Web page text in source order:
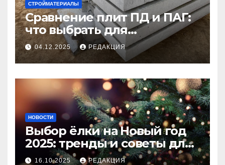
СТРОЙМАТЕРИАЛЫ
Сравнение плит ПД и ПАГ:
что выбрать для
долговечного и прочного
покрытия
04.12.2025 РЕДАКЦИЯ
НОВОСТИ
Выбор ёлки на Новый год
2025: тренды и советы для
идеального праздника
16.10.2025 РЕДАКЦИЯ